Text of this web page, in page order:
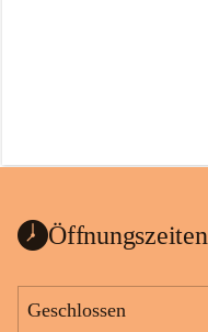
Öffnungszeiten
Geschlossen